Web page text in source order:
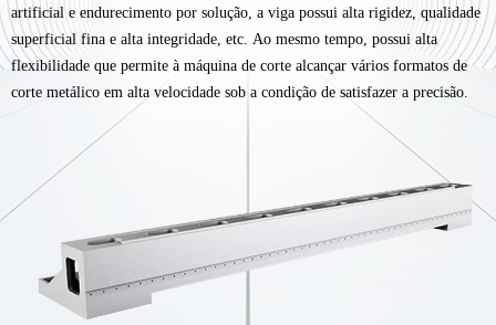
artificial e endurecimento por solução, a viga possui alta rigidez, qualidade
superficial fina e alta integridade, etc. Ao mesmo tempo, possui alta
flexibilidade que permite à máquina de corte alcançar vários formatos de
corte metálico em alta velocidade sob a condição de satisfazer a precisão.